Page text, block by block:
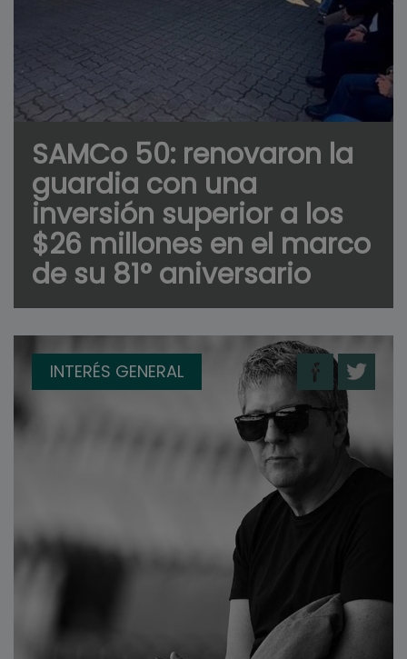
SAMCo 50: renovaron la
guardia con una
inversión superior a los
$26 millones en el marco
de su 81° aniversario
INTERÉS GENERAL